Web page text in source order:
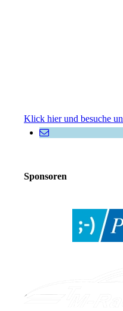
Klick hier und besuche
Sponsoren